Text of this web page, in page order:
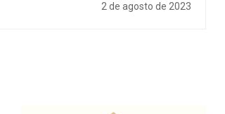
2 de agosto de 2023